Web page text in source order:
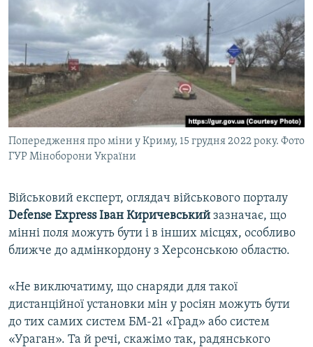
Попередження про міни у Криму, 15 грудня 2022 року. Фото
ГУР Міноборони України
Військовий експерт, оглядач військового порталу
Defense Express Іван Киричевський зазначає, що
мінні поля можуть бути і в інших місцях, особливо
ближче до адмінкордону з Херсонською областю.
«Не виключатиму, що снаряди для такої
дистанційної установки мін у росіян можуть бути
до тих самих систем БМ-21 «Град» або систем
«Ураган». Та й речі, скажімо так, радянського